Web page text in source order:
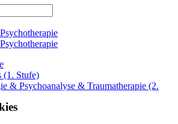
(1. Stufe)
& Psychoanalyse & Traumatherapie (2.